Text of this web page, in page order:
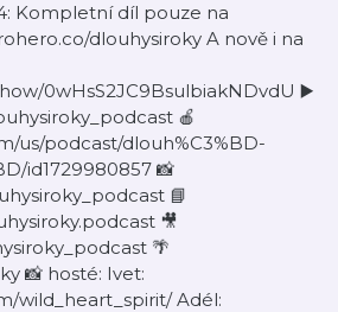
Kompletní díl pouze na
dlouhysiroky A nově i na
0wHsS2JC9BsulbiakNDvdU ▶️
🍎
us/podcast/dlouh%C3%BD-
id1729980857 📸
📘
🎥
🌴
📸 hosté: Ivet:
wild_heart_spirit/ Adél: